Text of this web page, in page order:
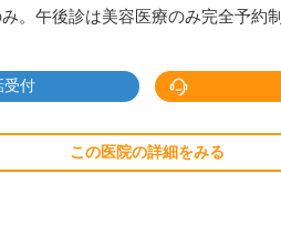
。午後診は美容医療のみ完全予約制
受付
この医院の詳細をみる